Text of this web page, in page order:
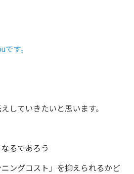
す。
していきたいと思います。
るであろう
ングコスト」を抑えられるかど